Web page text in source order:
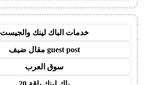
خدمات الباك لينك والجيست
guest post مقال ضيف
سوق العرب